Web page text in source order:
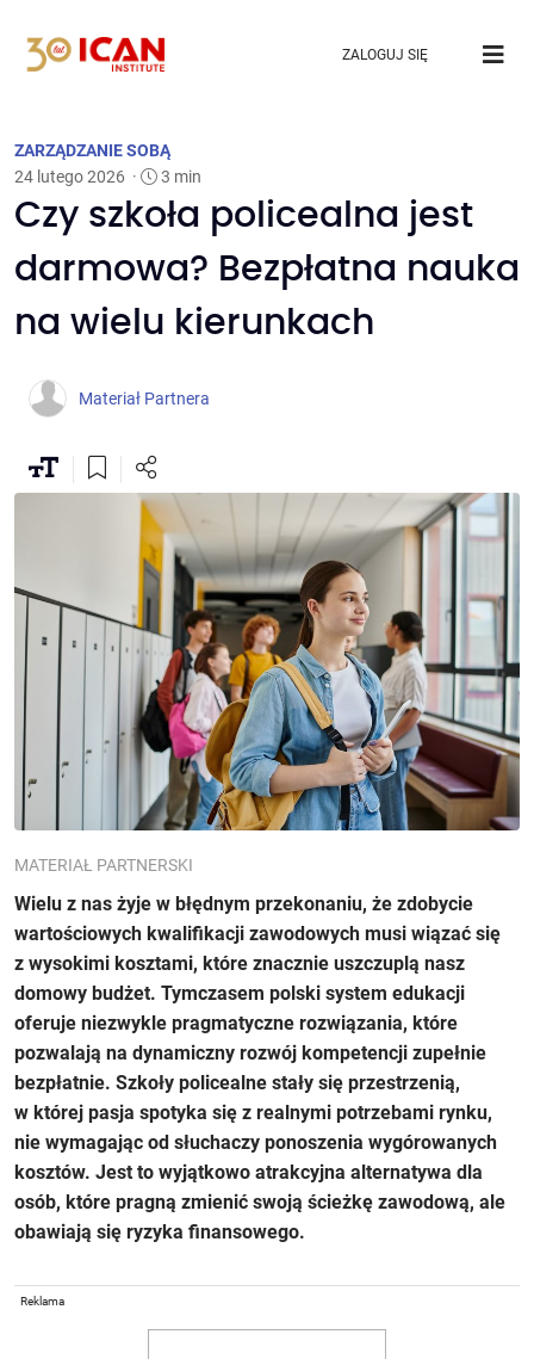
ZALOGUJ SIĘ
ZARZĄDZANIE SOBĄ
24 lutego 2026 · 3 min
Czy szkoła policealna jest
darmowa? Bezpłatna nauka
na wielu kierunkach
Materiał Partnera
MATERIAŁ PARTNERSKI
Wielu z nas żyje w błędnym przekonaniu, że zdobycie
wartościowych kwalifikacji zawodowych musi wiązać się
z wysokimi kosztami, które znacznie uszczuplą nasz
domowy budżet. Tymczasem polski system edukacji
oferuje niezwykle pragmatyczne rozwiązania, które
pozwalają na dynamiczny rozwój kompetencji zupełnie
bezpłatnie. Szkoły policealne stały się przestrzenią,
w której pasja spotyka się z realnymi potrzebami rynku,
nie wymagając od słuchaczy ponoszenia wygórowanych
kosztów. Jest to wyjątkowo atrakcyjna alternatywa dla
osób, które pragną zmienić swoją ścieżkę zawodową, ale
obawiają się ryzyka finansowego.
Reklama